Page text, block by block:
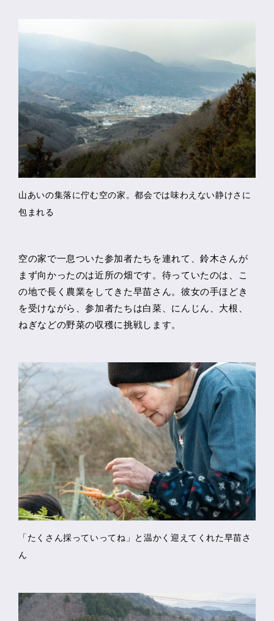
山あいの集落に佇む空の家。都会では味わえない静けさに
包まれる
空の家で一息ついた参加者たちを連れて、鈴木さんが
まず向かったのは近所の畑です。待っていたのは、こ
の地で長く農業をしてきた早苗さん。彼女の手ほどき
を受けながら、参加者たちは白菜、にんじん、大根、
ねぎなどの野菜の収穫に挑戦します。
「たくさん採っていってね」と温かく迎えてくれた早苗さ
ん